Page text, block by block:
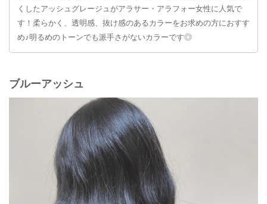
くしたアッシュグレージュがアラサー・アラフォー女性に人気で
す！柔らかく、透明感、抜け感のあるカラーをお求めの方におすす
め♪明るめのトーンでも派手さがないカラーです◎
ブルーアッシュ